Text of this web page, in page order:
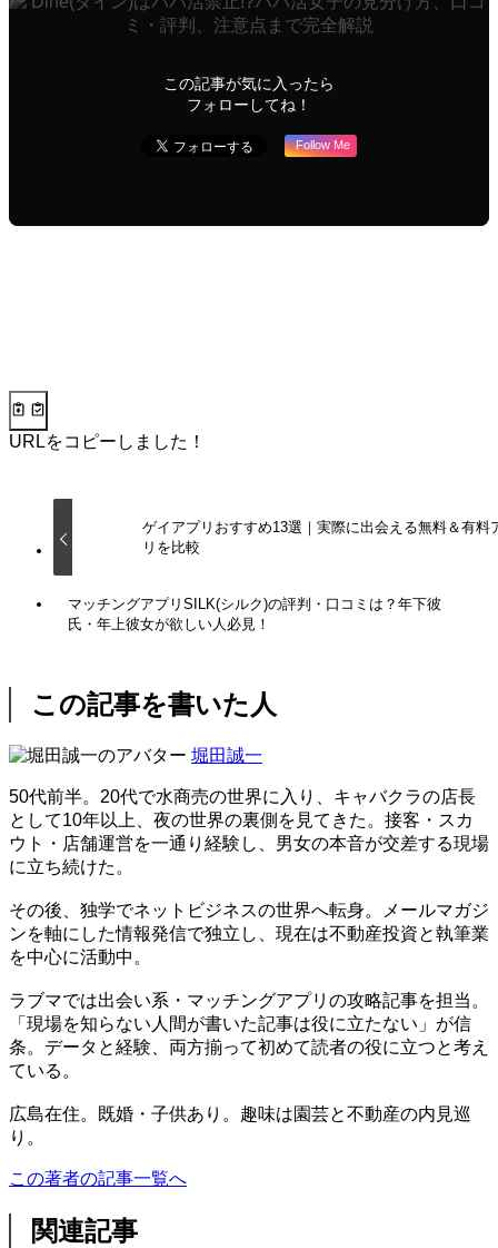
この記事が気に入ったら
フォローしてね！
Follow Me
URLをコピーしました！
ゲイアプリおすすめ13選｜実際に出会える無料＆有料
リを比較
マッチングアプリSILK(シルク)の評判・口コミは？年下彼
氏・年上彼女が欲しい人必見！
この記事を書いた人
堀田誠一
50代前半。20代で水商売の世界に入り、キャバクラの店長
として10年以上、夜の世界の裏側を見てきた。接客・スカ
ウト・店舗運営を一通り経験し、男女の本音が交差する現場
に立ち続けた。
その後、独学でネットビジネスの世界へ転身。メールマガジ
ンを軸にした情報発信で独立し、現在は不動産投資と執筆業
を中心に活動中。
ラブマでは出会い系・マッチングアプリの攻略記事を担当。
「現場を知らない人間が書いた記事は役に立たない」が信
条。データと経験、両方揃って初めて読者の役に立つと考え
ている。
広島在住。既婚・子供あり。趣味は園芸と不動産の内見巡
り。
この著者の記事一覧へ
関連記事